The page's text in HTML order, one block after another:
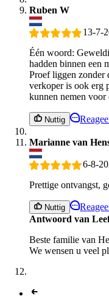
Ruben W
13-7-
Één woord:
hadden binnen een
Proef liggen zonder
verkoper is ook erg
kunnen nemen voor
Nuttig
Marianne van
6-8-
Prettige ontvangst,
Nuttig
Antwoord van
Beste familie van
We wensen u veel